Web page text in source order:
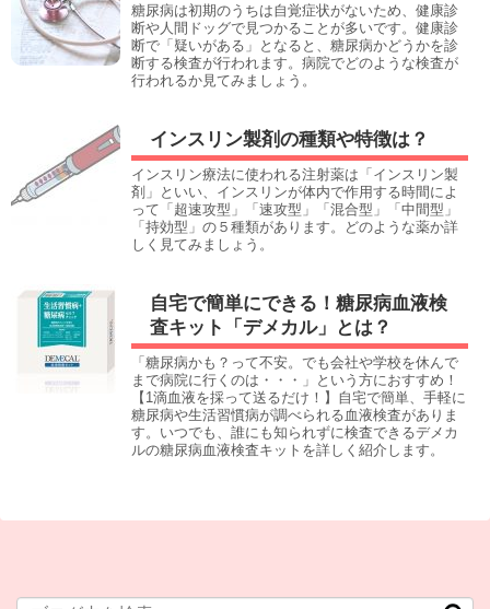
糖尿病は初期のうちは自覚症状がないため、健康診
断や人間ドッグで見つかることが多いです。健康診
断で「疑いがある」となると、糖尿病かどうかを診
断する検査が行われます。病院でどのような検査が
行われるか見てみましょう。
インスリン製剤の種類や特徴は？
インスリン療法に使われる注射薬は「インスリン製
剤」といい、インスリンが体内で作用する時間によ
って「超速攻型」「速攻型」「混合型」「中間型」
「持効型」の５種類があります。どのような薬か詳
しく見てみましょう。
自宅で簡単にできる！糖尿病血液検
査キット「デメカル」とは？
「糖尿病かも？って不安。でも会社や学校を休んで
まで病院に行くのは・・・」という方におすすめ！
【1滴血液を採って送るだけ！】自宅で簡単、手軽に
糖尿病や生活習慣病が調べられる血液検査がありま
す。いつでも、誰にも知られずに検査できるデメカ
ルの糖尿病血液検査キットを詳しく紹介します。